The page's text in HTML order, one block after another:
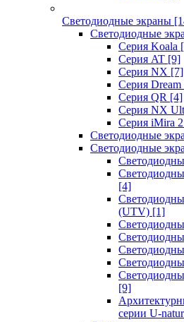
Светодиодные экраны
Светодиодные
Cерия Koala
Серия AT [9]
Серия NX [7]
Серия Dream
Серия QR [4]
Серия NX
Серия iMira 2
Светодиодные
Светодиодные
[4]
(UTV) [1]
[9]
серии U-